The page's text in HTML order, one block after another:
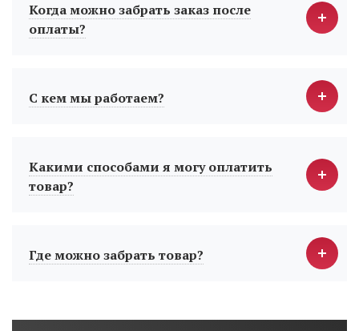
Когда можно забрать заказ после
оплаты?
С кем мы работаем?
Какими способами я могу оплатить
товар?
Где можно забрать товар?